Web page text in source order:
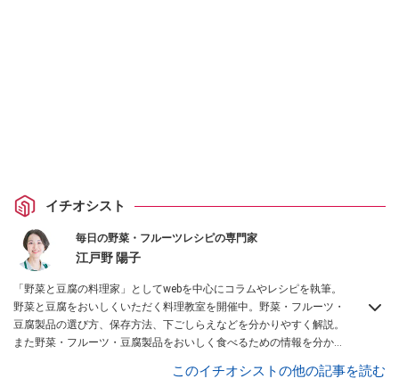
イチオシスト
毎日の野菜・フルーツレシピの専門家
江戸野 陽子
「野菜と豆腐の料理家」としてwebを中心にコラムやレシピを執筆。
野菜と豆腐をおいしくいただく料理教室を開催中。野菜・フルーツ・
豆腐製品の選び方、保存方法、下ごしらえなどを分かりやすく解説。
また野菜・フルーツ・豆腐製品をおいしく食べるための情報を分かり
このイチオシストの他の記事を読む